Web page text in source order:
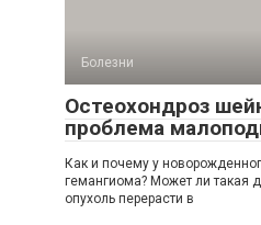
Болезни
Остеохондроз
проблема
Как и почему у
гемангиома? Может ли такая
опухоль перерасти в